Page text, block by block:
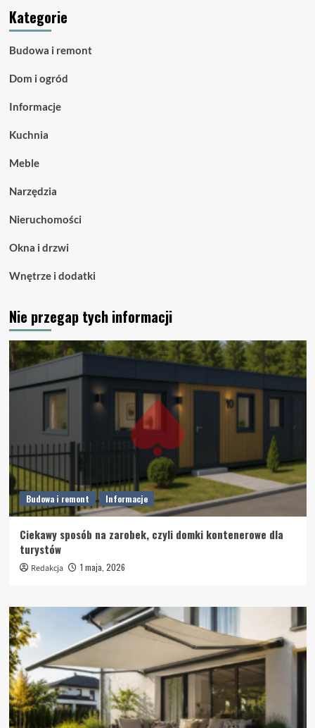
Kategorie
Budowa i remont
Dom i ogród
Informacje
Kuchnia
Meble
Narzędzia
Nieruchomości
Okna i drzwi
Wnętrze i dodatki
Nie przegap tych informacji
Budowa i remont Informacje
Ciekawy sposób na zarobek, czyli domki kontenerowe dla
turystów
Redakcja 1 maja, 2026